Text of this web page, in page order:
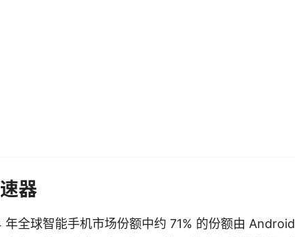
器
全球智能手机市场份额中约 71% 的份额由 Android